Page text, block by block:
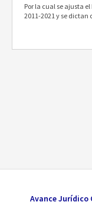
Por la cual se ajusta
2011-2021 y se dictan
Avance Jurídico